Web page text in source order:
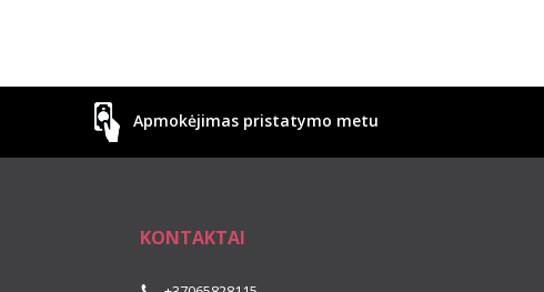
Apmokėjimas pristatymo metu
KONTAKTAI